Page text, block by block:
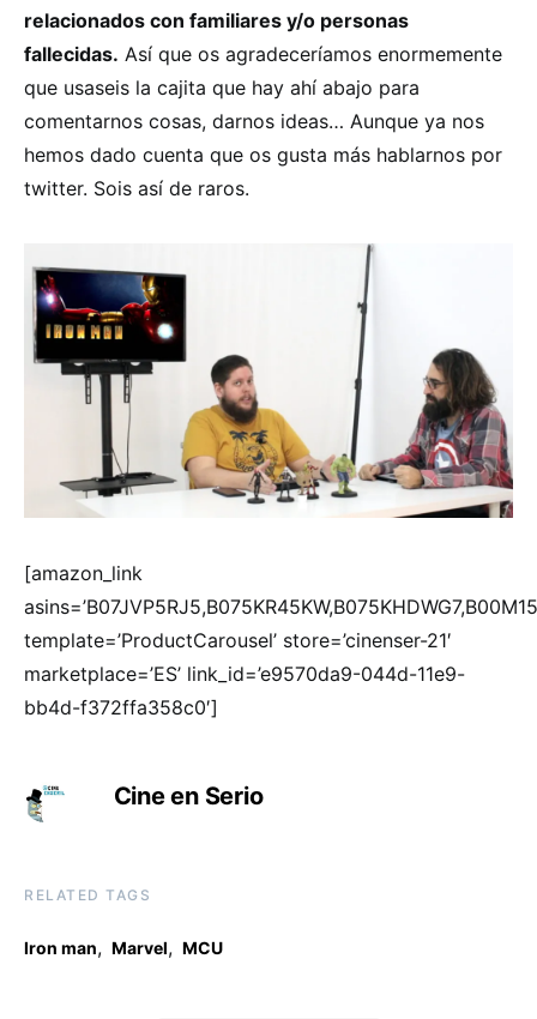
relacionados con familiares y/o personas
fallecidas. Así que os agradeceríamos enormemente
que usaseis la cajita que hay ahí abajo para
comentarnos cosas, darnos ideas… Aunque ya nos
hemos dado cuenta que os gusta más hablarnos por
twitter. Sois así de raros.
[amazon_link
template=’ProductCarousel’ store=’cinenser-21′
marketplace=’ES’ link_id=’e9570da9-044d-11e9-
bb4d-f372ffa358c0′]
Cine en Serio
RELATED TAGS
Iron man, Marvel, MCU